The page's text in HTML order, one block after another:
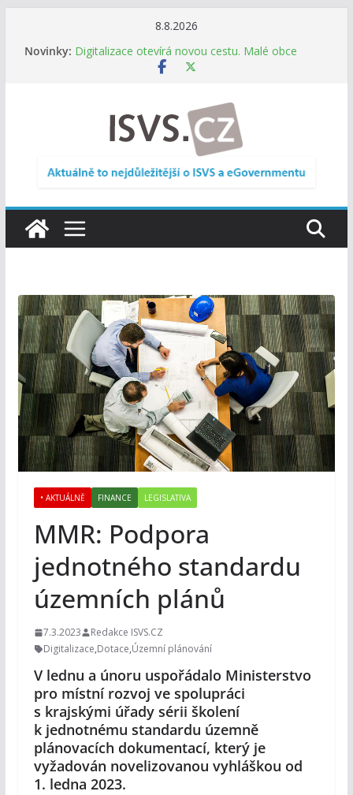
8.8.2026
Novinky: novou mobilní aplikaci
Digitalizace otevírá novou cestu. Malé obce
veřejnost do testování digitálních služeb
DIA: Informační systém dlouhodobého řízení
(ISDŘ) je od července v plném provozu
zveřejnil materiály z nového jednání
• AKTUÁLNĚ FINANCE LEGISLATIVA
MMR: Podpora
jednotného standardu
územních plánů
7.3.2023
Redakce ISVS.CZ
Digitalizace,Dotace,Územní plánování
V lednu a únoru uspořádalo Ministerstvo
pro místní rozvoj ve spolupráci
s krajskými úřady sérii školení
k jednotnému standardu územně
plánovacích dokumentací, který je
vyžadován novelizovanou vyhláškou od
1. ledna 2023.